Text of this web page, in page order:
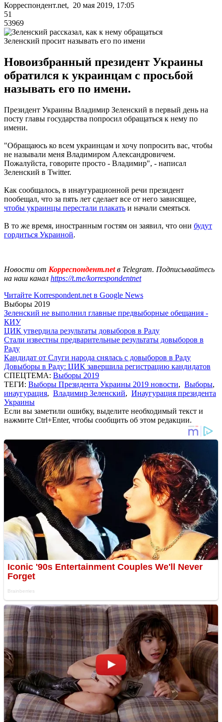
Корреспондент.net, 20 мая 2019, 17:05
51
53969
Зеленский просит называть его по имени
Новоизбранный президент Украины
обратился к украинцам с просьбой
называть его по имени.
Президент Украины Владимир Зеленский в первый день на
посту главы государства попросил обращаться к нему по
имени.
"Обращаюсь ко всем украинцам и хочу попросить вас, чтобы
не называли меня Владимиром Александровичем.
Пожалуйста, говорите просто - Владимир", - написал
Зеленский в Twitter.
Как сообщалось, в инаугурационной речи президент
пообещал, что за пять лет сделает все от него зависящее,
чтобы украинцы перестали плакать и начали смеяться.
В то же время, иностранным гостям он заявил, что они будут
гордиться Украиной.
Новости от Корреспондент.netв Telegram. Подписывайтесь
на наш канал https://t.me/korrespondentnet
Читайте Korrespondent.net в Google News
Выборы 2019
Зеленский не выполнил главные предвыборные обещания -
КИУ
ЦИК утвердила результаты довыборов в Раду
Стали известны предварительные результаты довыборов в
Раду
Кандидат от Слуги народа снялась с довыборов в Раду
Довыборы в Раду: ЦИК завершила регистрацию кандидатов
СПЕЦТЕМА: Выборы 2019
ТЕГИ: Выборы Президента Украины 2019 новости, Выборы,
инаугурация, Владимир Зеленский, Инаугурация президента
Украины
Если вы заметили ошибку, выделите необходимый текст и
нажмите Ctrl+Enter, чтобы сообщить об этом редакции.